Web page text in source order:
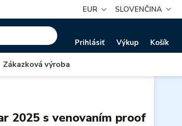
EUR SLOVENČINA
Prihlásiť Výkup Košík
Zákazková výroba
2025 s venovaním proof